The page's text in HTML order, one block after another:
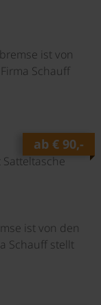
ist von
Schauff
ab € 90,-
ist von den
Schauff stellt